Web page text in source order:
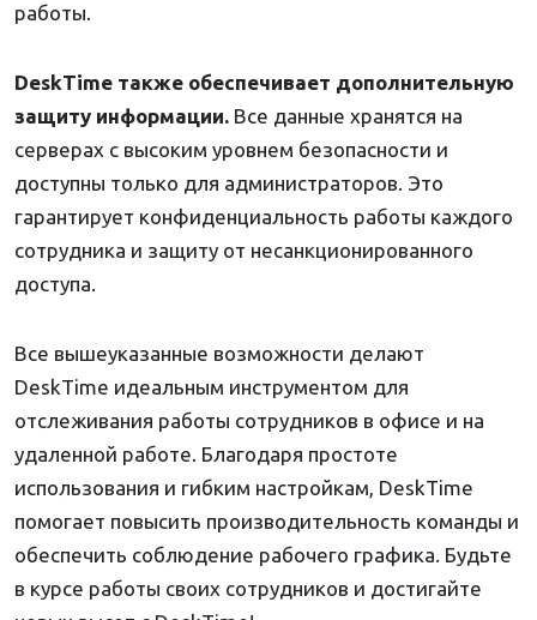
работы.
DeskTime также обеспечивает дополнительную
защиту информации. Все данные хранятся на
серверах с высоким уровнем безопасности и
доступны только для администраторов. Это
гарантирует конфиденциальность работы каждого
сотрудника и защиту от несанкционированного
доступа.
Все вышеуказанные возможности делают
DeskTime идеальным инструментом для
отслеживания работы сотрудников в офисе и на
удаленной работе. Благодаря простоте
использования и гибким настройкам, DeskTime
помогает повысить производительность команды и
обеспечить соблюдение рабочего графика. Будьте
в курсе работы своих сотрудников и достигайте